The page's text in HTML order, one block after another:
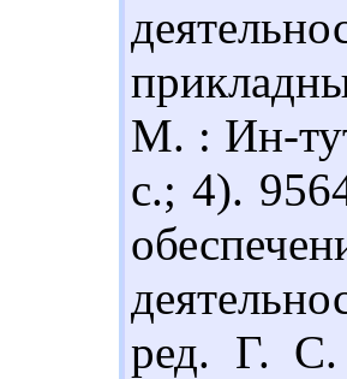
М. : Ин-
с.; 4).
ред. Г.